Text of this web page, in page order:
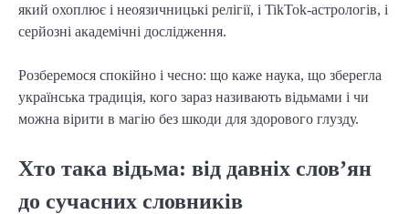
який охоплює і неоязичницькі релігії, і TikTok-астрологів, і
серйозні академічні дослідження.
Розберемося спокійно і чесно: що каже наука, що зберегла
українська традиція, кого зараз називають відьмами і чи
можна вірити в магію без шкоди для здорового глузду.
Хто така відьма: від давніх слов’ян
до сучасних словників